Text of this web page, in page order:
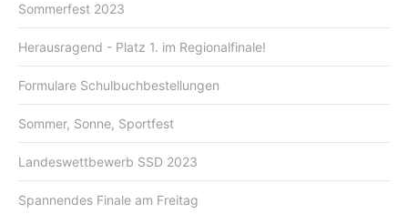
Sommerfest 2023
Herausragend - Platz 1. im Regionalfinale!
Formulare Schulbuchbestellungen
Sommer, Sonne, Sportfest
Landeswettbewerb SSD 2023
Spannendes Finale am Freitag